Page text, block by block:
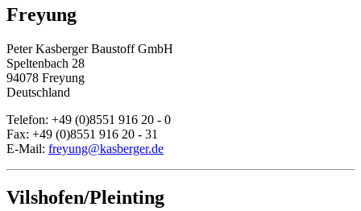
Freyung
Peter Kasberger Baustoff GmbH
Speltenbach 28
94078 Freyung
Deutschland
Telefon: +49 (0)8551 916 20 - 0
Fax: +49 (0)8551 916 20 - 31
E-Mail: freyung@kasberger.de
Vilshofen/Pleinting